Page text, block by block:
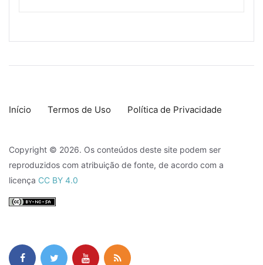
Início Termos de Uso Política de Privacidade
Copyright © 2026. Os conteúdos deste site podem ser
reproduzidos com atribuição de fonte, de acordo com a
licença CC BY 4.0